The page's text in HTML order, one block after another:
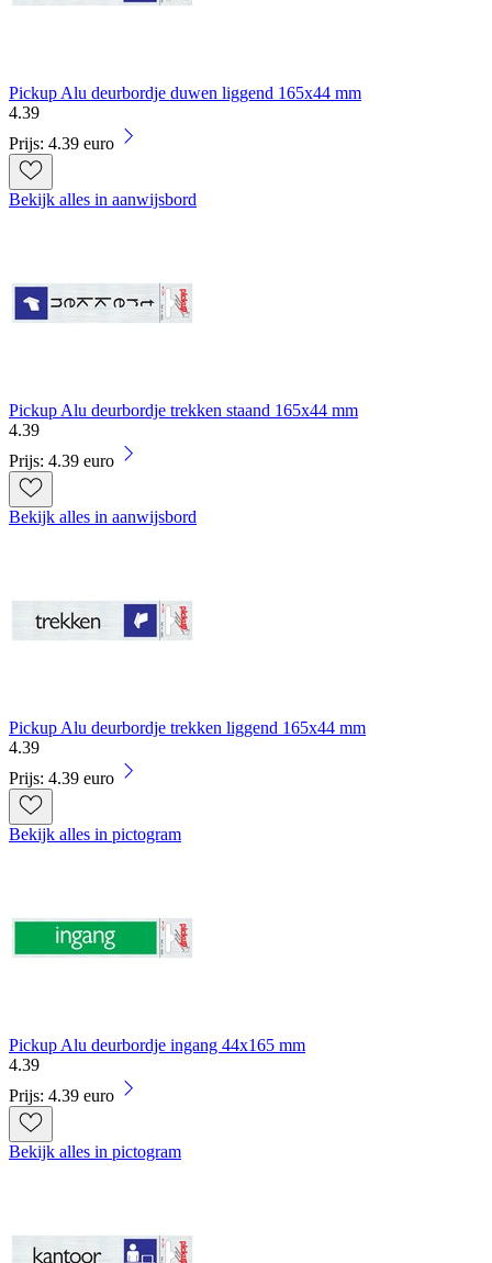
Pickup Alu deurbordje duwen liggend 165x44 mm
4.39
Prijs: 4.39 euro
Bekijk alles in aanwijsbord
Pickup Alu deurbordje trekken staand 165x44 mm
4.39
Prijs: 4.39 euro
Bekijk alles in aanwijsbord
Pickup Alu deurbordje trekken liggend 165x44 mm
4.39
Prijs: 4.39 euro
Bekijk alles in pictogram
Pickup Alu deurbordje ingang 44x165 mm
4.39
Prijs: 4.39 euro
Bekijk alles in pictogram